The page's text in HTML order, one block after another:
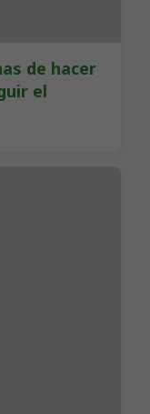
de hacer
el